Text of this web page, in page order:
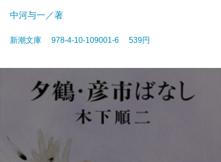
中河与一／著
新潮文庫 978-4-10-109001-6 539円